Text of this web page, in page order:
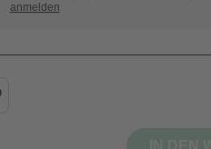
anmelden